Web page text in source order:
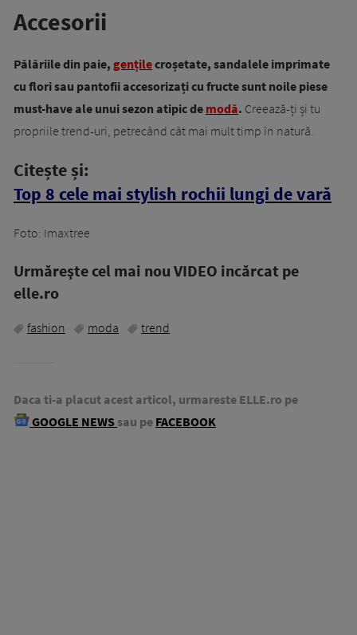
Accesorii
Pălăriile din paie, gențilecroșetate, sandalele imprimate
cu flori sau pantofii accesorizați cu fructe sunt noile piese
must-have ale unui sezon atipic de modă. Creează-ți și tu
propriile trend-uri, petrecând cât mai mult timp în natură.
Citește și:
Top 8 cele mai stylish rochii lungi de vară
Foto: Imaxtree
Urmăreşte cel mai nou VIDEO incărcat pe
elle.ro
fashion moda trend
Daca ti-a placut acest articol, urmareste ELLE.ro pe
GOOGLE NEWS sau pe FACEBOOK